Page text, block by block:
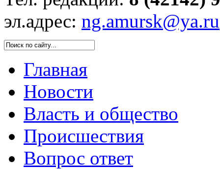
эл.адрес: ng.amursk@ya.ru
Главная
Новости
Власть и общество
Происшествия
Вопрос ответ